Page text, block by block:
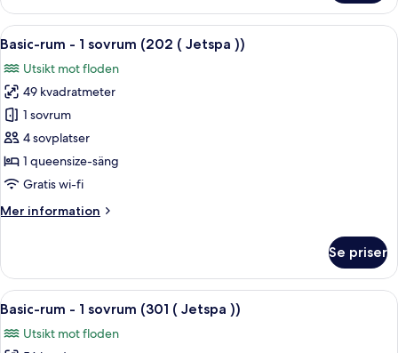
))
rum
1
(201
Jetspa
))
Öppna
alla
foton
för
Basic-
rum
-
1
(202
))
Ett badrum med ett stort badkar, ett
12
Basic-rum - 1 sovrum (202 ( Jetspa ))
Utsikt mot floden
49 kvadratmeter
1 sovrum
4 sovplatser
1 queensize-säng
Gratis wi-fi
Mer information
Mer
rum
1
(202
Se priser
Öppna
alla
foton
Ett badrum med badkar, ett fönster
14
Basic-rum - 1 sovrum (301 ( Jetspa ))
Utsikt mot floden